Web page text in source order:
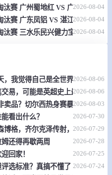
15:00 直播中
- 0 中部海岸青年队
15:00 直播中
- 0 坎特贝利班克斯敦
15:00
- 0 西悉尼流浪者青年队
汰赛 广州蜀地红 VS 广州戴拿模
2026-08-04
汰赛 广东凤铝 VS 湛江八部科技
2026-08-04
汰赛 三水乐民兴健力宝 VS 中国澳
2026-08-04
我觉得自己是全世界最幸福的人
2026-08-06
易，可能是英超史上最炸裂的转
2026-08-06
品？切尔西热身赛暴露不少问题
2026-08-03
看出什么？ 2026-07-30
博格，齐尔克泽传射，19岁小将惊
2026-07-29
还得再歇两周 2026-07-28
回家！ 2026-07-25
选标准？真搞不懂了 2026-07-24